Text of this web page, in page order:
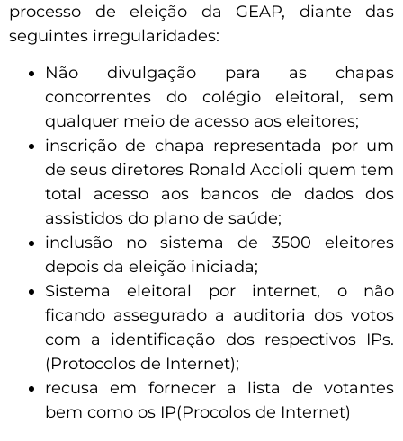
processo de eleição da GEAP, diante das
seguintes irregularidades:
Não divulgação para as chapas
concorrentes do colégio eleitoral, sem
qualquer meio de acesso aos eleitores;
inscrição de chapa representada por um
de seus diretores Ronald Accioli quem tem
total acesso aos bancos de dados dos
assistidos do plano de saúde;
inclusão no sistema de 3500 eleitores
depois da eleição iniciada;
Sistema eleitoral por internet, o não
ficando assegurado a auditoria dos votos
com a identificação dos respectivos IPs.
(Protocolos de Internet);
recusa em fornecer a lista de votantes
bem como os IP(Procolos de Internet)